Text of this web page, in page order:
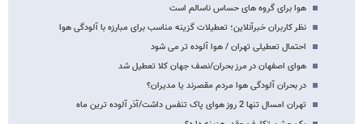
هوا برای گروه های حساس ناسالم است
نظر کاربران خبرآنلاین؛ تعطیلات گزینه مناسب برای مبارزه با آلودگی هوا
احتمال تعطیلی تهران / هوا آلوده تر می شود
هوای اصفهان در مرز بحران/نصف جهان کلا تعطیل شد
در بحران آلودگی هوا مردم مقصرند یا مدیران؟
تهران امسال تنها 2 روز هوای پاک تنفس داشت/آذر آلوده ترین ماه